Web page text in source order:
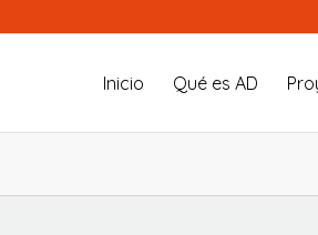
Inicio Qué es AD